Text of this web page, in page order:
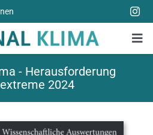
- Herausforderung
2024